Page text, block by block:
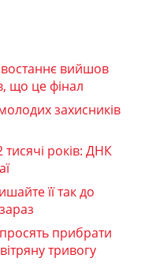
востаннє вийшов
що це фінал
захисників
років: ДНК
її так до
прибрати
тривогу